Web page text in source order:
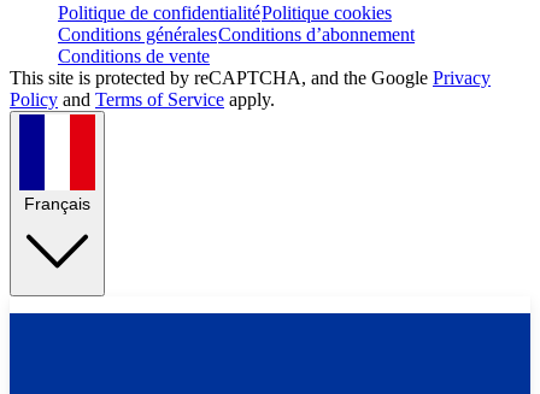
Politique de confidentialitéPolitique cookies
Conditions généralesConditions d’abonnement
Conditions de vente
This site is protected by reCAPTCHA, and the Google Privacy
Policy and Terms of Service apply.
Français